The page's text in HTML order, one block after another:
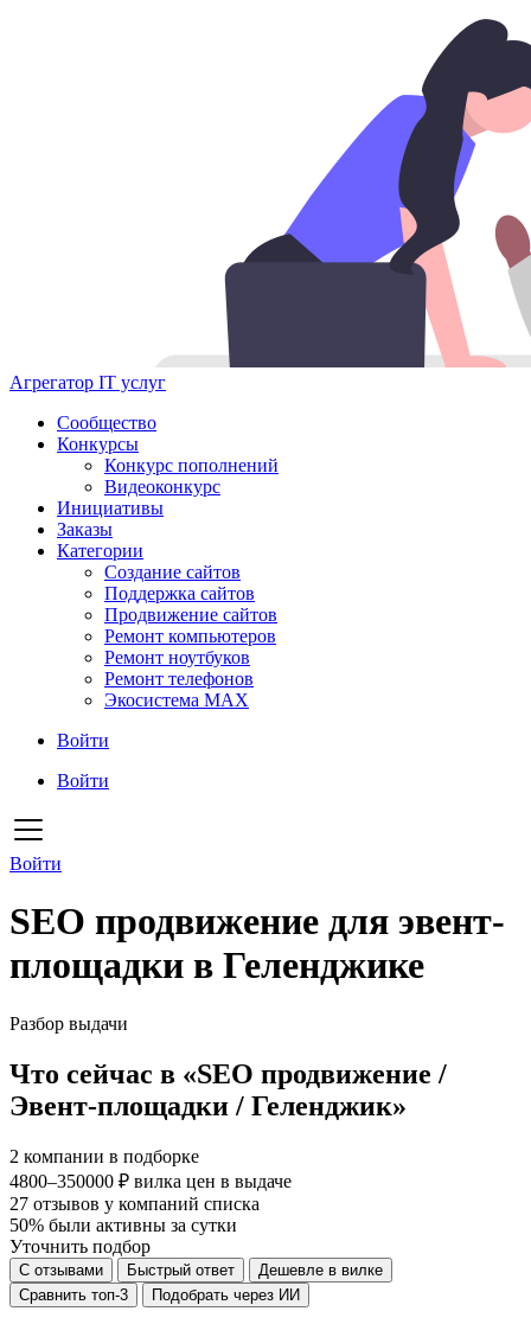
Агрегатор IT услуг
Сообщество
Конкурсы
Конкурс пополнений
Видеоконкурс
Инициативы
Заказы
Категории
Создание сайтов
Поддержка сайтов
Продвижение сайтов
Ремонт компьютеров
Ремонт ноутбуков
Ремонт телефонов
Экосистема MAX
Войти
Войти
Войти
SEO продвижение для эвент-
площадки в Геленджике
Разбор выдачи
Что сейчас в «SEO продвижение /
Эвент-площадки / Геленджик»
2 компании в подборке
4800–350000 ₽ вилка цен в выдаче
27 отзывов у компаний списка
50% были активны за сутки
Уточнить подбор
С отзывами Быстрый ответ
Дешевле в вилке
Сравнить топ-3
Подобрать через ИИ